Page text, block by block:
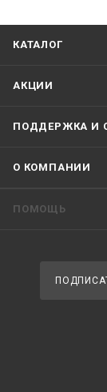
КАТАЛОГ
АКЦИИ
ПОДДЕРЖКА И
О КОМПАНИИ
ПОМОЩЬ